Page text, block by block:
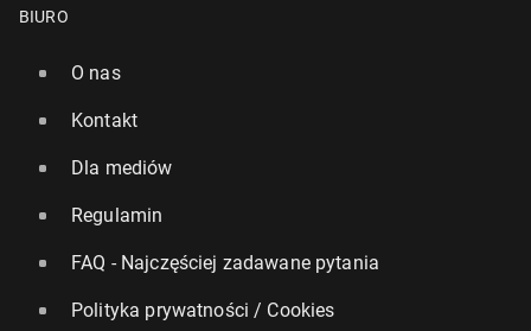
BIURO
O nas
Kontakt
Dla mediów
Regulamin
FAQ - Najczęściej zadawane pytania
Polityka prywatności / Cookies